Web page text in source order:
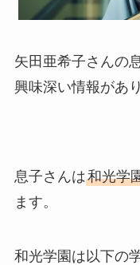
矢田亜希子さんの
興味深い情報があ
息子さんは和光学
ます。
和光学園は以下の